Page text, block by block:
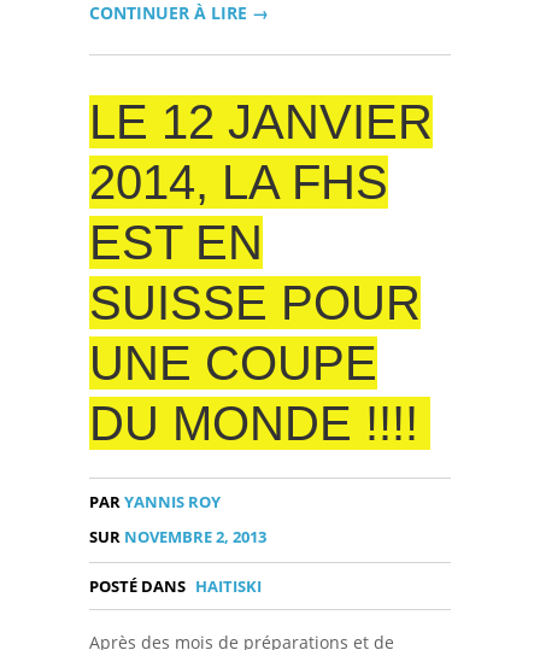
CONTINUER À LIRE →
LE 12 JANVIER
2014, LA FHS
EST EN
SUISSE POUR
UNE COUPE
DU MONDE !!!!
PARYANNIS ROY
SUR NOVEMBRE 2, 2013
POSTÉ DANS HAITISKI
Après des mois de préparations et de